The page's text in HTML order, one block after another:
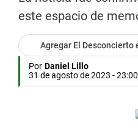
este espacio de
Agregar El Desconcierto
Por Daniel Lillo
31 de agosto de 2023 - 23:00